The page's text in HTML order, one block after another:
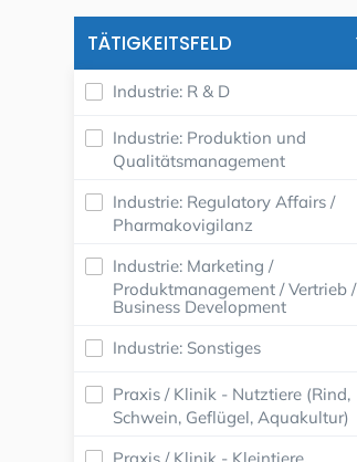
TÄTIGKEITSFELD
Industrie: R & D
Industrie: Produktion und
Qualitätsmanagement
Industrie: Regulatory Affairs /
Pharmakovigilanz
Industrie: Marketing /
Produktmanagement / Vertrieb /
Business Development
Industrie: Sonstiges
Praxis / Klinik - Nutztiere (Rind,
Schwein, Geflügel, Aquakultur)